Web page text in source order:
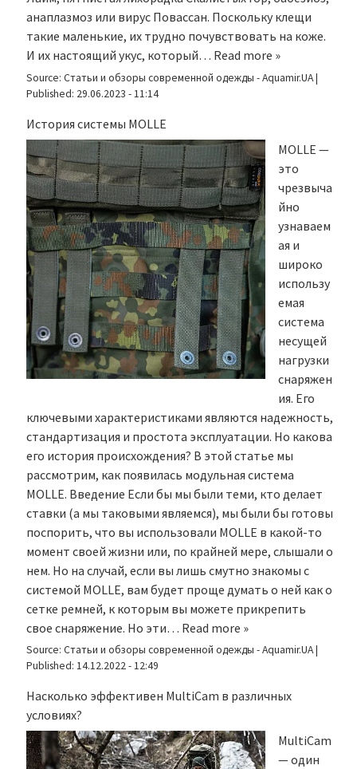
анаплазмоз или вирус Повассан. Поскольку клещи
такие маленькие, их трудно почувствовать на коже.
И их настоящий укус, который… Read more »
Source: Статьи и обзоры современной одежды - Aquamir.UA|
Published: 29.06.2023 - 11:14
История системы MOLLE
MOLLE —
это
чрезвыча
йно
узнаваем
ая и
широко
использу
емая
система
несущей
нагрузки
снаряжен
ия. Его
ключевыми характеристиками являются надежность,
стандартизация и простота эксплуатации. Но какова
его история происхождения? В этой статье мы
рассмотрим, как появилась модульная система
MOLLE. Введение Если бы мы были теми, кто делает
ставки (а мы таковыми являемся), мы были бы готовы
поспорить, что вы использовали MOLLE в какой-то
момент своей жизни или, по крайней мере, слышали о
нем. Но на случай, если вы лишь смутно знакомы с
системой MOLLE, вам будет проще думать о ней как о
сетке ремней, к которым вы можете прикрепить
свое снаряжение. Но эти… Read more »
Source: Статьи и обзоры современной одежды - Aquamir.UA|
Published: 14.12.2022 - 12:49
Насколько эффективен MultiCam в различных
условиях?
MultiCam
— один